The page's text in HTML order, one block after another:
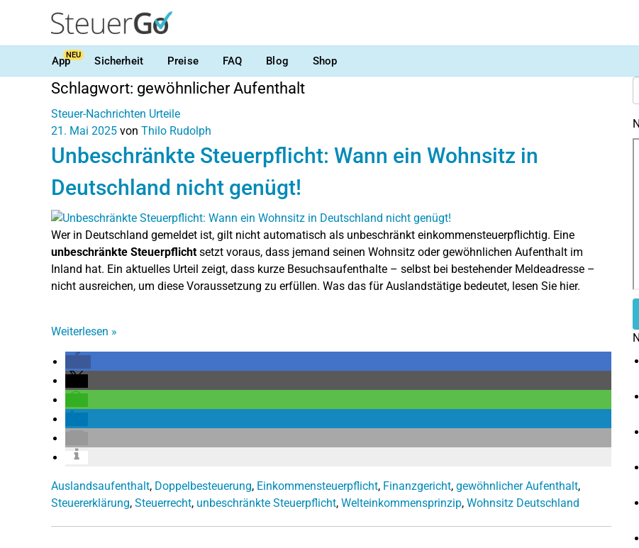
AppNEU Sicherheit Preise FAQ Blog Shop
Schlagwort: gewöhnlicher Aufenthalt
Steuer-Nachrichten Urteile
21. Mai 2025 von Thilo Rudolph
Unbeschränkte Steuerpflicht: Wann ein Wohnsitz in
Deutschland nicht genügt!
Wer in Deutschland gemeldet ist, gilt nicht automatisch als unbeschränkt einkommensteuerpflichtig. Eine
unbeschränkte Steuerpflichtsetzt voraus, dass jemand seinen Wohnsitz oder gewöhnlichen Aufenthalt im
Inland hat. Ein aktuelles Urteil zeigt, dass kurze Besuchsaufenthalte – selbst bei bestehender Meldeadresse –
nicht ausreichen, um diese Voraussetzung zu erfüllen. Was das für Auslandstätige bedeutet, lesen Sie hier.
Weiterlesen »
Auslandsaufenthalt, Doppelbesteuerung, Einkommensteuerpflicht, Finanzgericht, gewöhnlicher Aufenthalt,
Steuererklärung, Steuerrecht, unbeschränkte Steuerpflicht, Welteinkommensprinzip, Wohnsitz Deutschland